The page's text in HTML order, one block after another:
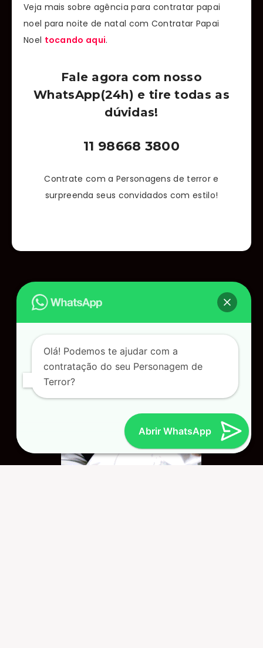
Veja mais sobre agência para contratar papai
noel para noite de natal com Contratar Papai
Noel tocando aqui.
Fale agora com nosso
WhatsApp(24h) e tire todas as
dúvidas!
11 98668 3800
Contrate com a Personagens de terror e
surpreenda seus convidados com estilo!
Olá! Podemos te ajudar com a
contratação do seu Personagem de
Terror?
Abrir WhatsApp